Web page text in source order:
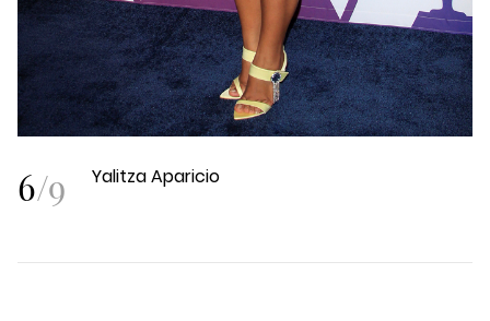
6/9 Yalitza Aparicio